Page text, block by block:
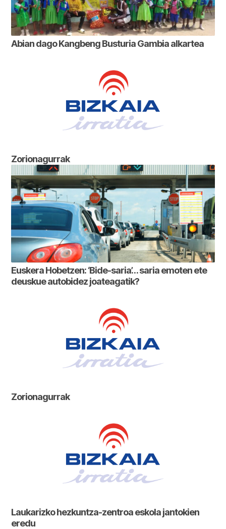
Abian dago Kangbeng Busturia Gambia alkartea
Zorionagurrak
Euskera Hobetzen: ‘Bide-saria’… saria emoten ete
deuskue autobidez joateagatik?
Zorionagurrak
Laukarizko hezkuntza-zentroa eskola jantokien
eredu